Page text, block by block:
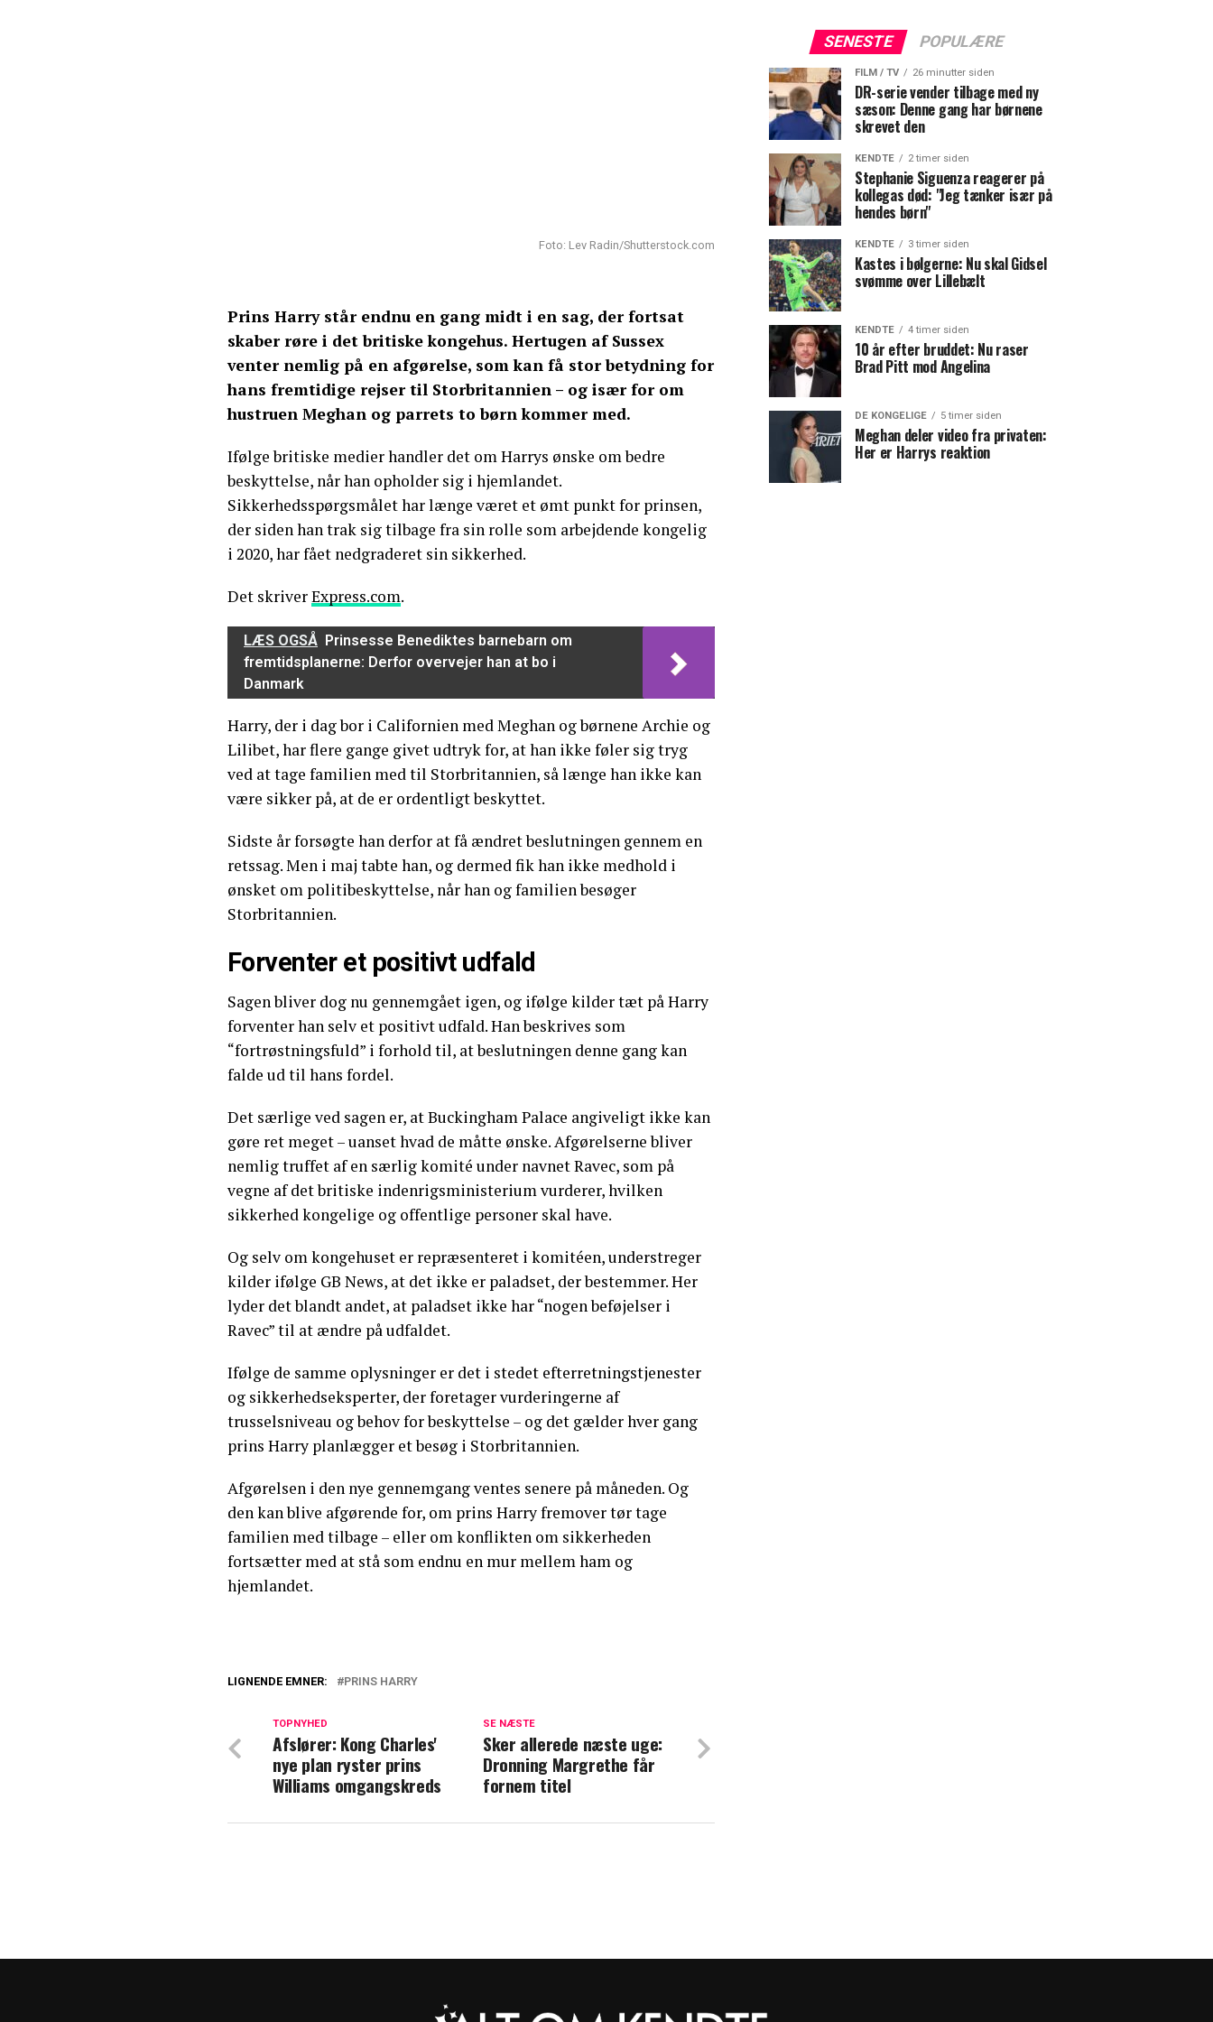
Foto: Lev Radin/Shutterstock.com
Prins Harry står endnu en gang midt i en sag, der fortsat
skaber røre i det britiske kongehus. Hertugen af Sussex
venter nemlig på en afgørelse, som kan få stor betydning for
hans fremtidige rejser til Storbritannien – og især for om
hustruen Meghan og parrets to børn kommer med.
Ifølge britiske medier handler det om Harrys ønske om bedre
beskyttelse, når han opholder sig i hjemlandet.
Sikkerhedsspørgsmålet har længe været et ømt punkt for prinsen,
der siden han trak sig tilbage fra sin rolle som arbejdende kongelig
i 2020, har fået nedgraderet sin sikkerhed.
Det skriverExpress.com.
LÆS OGSÅ Prinsesse Benediktes barnebarn om
fremtidsplanerne: Derfor overvejer han at bo i
Danmark
Harry, der i dag bor i Californien med Meghan og børnene Archie og
Lilibet, har flere gange givet udtryk for, at han ikke føler sig tryg
ved at tage familien med til Storbritannien, så længe han ikke kan
være sikker på, at de er ordentligt beskyttet.
Sidste år forsøgte han derfor at få ændret beslutningen gennem en
retssag. Men i maj tabte han, og dermed fik han ikke medhold i
ønsket om politibeskyttelse, når han og familien besøger
Storbritannien.
Forventer et positivt udfald
Sagen bliver dog nu gennemgået igen, og ifølge kilder tæt på Harry
forventer han selv et positivt udfald. Han beskrives som
“fortrøstningsfuld” i forhold til, at beslutningen denne gang kan
falde ud til hans fordel.
Det særlige ved sagen er, at Buckingham Palace angiveligt ikke kan
gøre ret meget – uanset hvad de måtte ønske. Afgørelserne bliver
nemlig truffet af en særlig komité under navnet Ravec, som på
vegne af det britiske indenrigsministerium vurderer, hvilken
sikkerhed kongelige og offentlige personer skal have.
Og selv om kongehuset er repræsenteret i komitéen, understreger
kilder ifølge GB News, at det ikke er paladset, der bestemmer. Her
lyder det blandt andet, at paladset ikke har “nogen beføjelser i
Ravec” til at ændre på udfaldet.
Ifølge de samme oplysninger er det i stedet efterretningstjenester
og sikkerhedseksperter, der foretager vurderingerne af
trusselsniveau og behov for beskyttelse – og det gælder hver gang
prins Harry planlægger et besøg i Storbritannien.
Afgørelsen i den nye gennemgang ventes senere på måneden. Og
den kan blive afgørende for, om prins Harry fremover tør tage
familien med tilbage – eller om konflikten om sikkerheden
fortsætter med at stå som endnu en mur mellem ham og
hjemlandet.
dokumentar ødelægger alt
Nyt klip florerer: Det siger Meghan om Harry
LIGNENDE EMNER: PRINS HARRY
SE NÆSTE
Sker allerede næste uge:
Dronning Margrethe får
fornem titel
TOPNYHED
Afslører: Kong Charles'
nye plan ryster prins
Williams omgangskreds
SENESTE POPULÆRE
FILM / TV 26 minutter siden
DR-serie vender tilbage med ny
sæson: Denne gang har børnene
skrevet den
KENDTE 2 timer siden
Stephanie Siguenza reagerer på
kollegas død: "Jeg tænker især på
hendes børn"
KENDTE 3 timer siden
Kastes i bølgerne: Nu skal Gidsel
svømme over Lillebælt
KENDTE 4 timer siden
10 år efter bruddet: Nu raser
Brad Pitt mod Angelina
DE KONGELIGE 5 timer siden
Meghan deler video fra privaten:
Her er Harrys reaktion